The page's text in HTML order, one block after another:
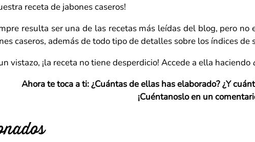
receta de jabones caseros!
resulta ser una de las recetas más leídas del blog, pero
caseros, además de todo tipo de detalles sobre los índices
vistazo, ¡la receta no tiene desperdicio! Accede a ella haciendo
Ahora te toca a ti: ¿Cuántas de ellas has elaborado? ¿Y
¡Cuéntanoslo en un